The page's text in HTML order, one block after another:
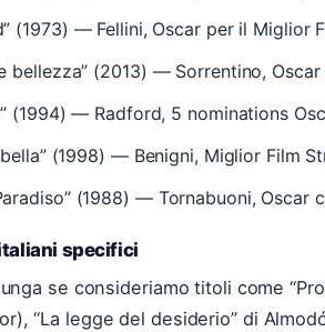
(1973) — Fellini, Oscar per il Miglior
bellezza” (2013) — Sorrentino,
(1994) — Radford, 5 nominations
(1998) — Benigni, Miglior Film
(1988) — Tornabuoni, Oscar
specifici
se consideriamo titoli come
“La legge del desiderio” di